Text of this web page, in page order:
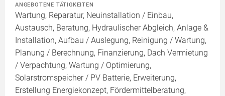
ANGEBOTENE TÄTIGKEITEN
Wartung, Reparatur, Neuinstallation / Einbau,
Austausch, Beratung, Hydraulischer Abgleich, Anlage &
Installation, Aufbau / Auslegung, Reinigung / Wartung,
Planung / Berechnung, Finanzierung, Dach Vermietung
/ Verpachtung, Wartung / Optimierung,
Solarstromspeicher / PV Batterie, Erweiterung,
Erstellung Energiekonzept, Fördermittelberatung,